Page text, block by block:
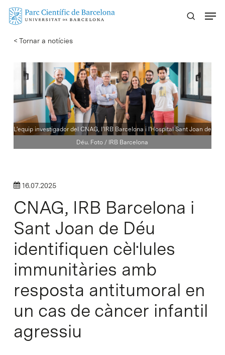
Skip
content
< Tornar a notícies
L'equip investigador del CNAG, l’IRB Barcelona i l'Hospital Sant Joan de
Déu. Foto / IRB Barcelona
16.07.2025
CNAG, IRB Barcelona i
Sant Joan de Déu
identifiquen cèl·lules
immunitàries amb
resposta antitumoral en
un cas de càncer infantil
agressiu